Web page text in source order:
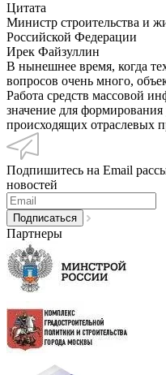
Цитата
Министр строительства и
Российской Федерации
Ирек Файзуллин
В нынешнее время, когда
вопросов очень много,
Работа средств массовой
значение для
происходящих отраслевых
Подпишитесь на Email
новостей
Партнеры